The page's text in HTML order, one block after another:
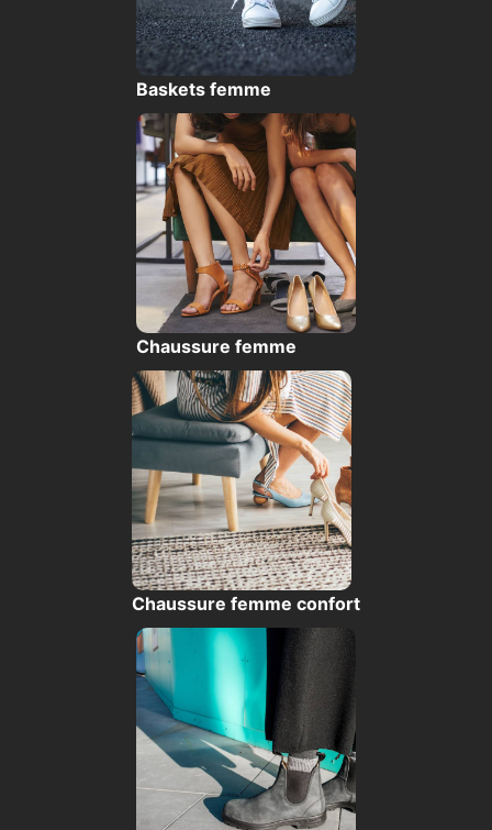
Baskets femme
Chaussure femme
Chaussure femme confort